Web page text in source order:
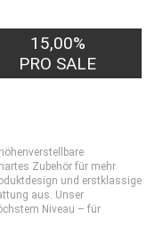
15,00%
PRO SALE
Zubehör für mehr
und erstklassige
aus. Unser
Niveau – für